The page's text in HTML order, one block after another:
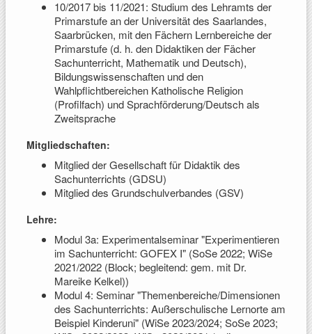
10/2017 bis 11/2021: Studium des Lehramts der
Primarstufe an der Universität des Saarlandes,
Saarbrücken, mit den Fächern Lernbereiche der
Primarstufe (d. h. den Didaktiken der Fächer
Sachunterricht, Mathematik und Deutsch),
Bildungswissenschaften und den
Wahlpflichtbereichen Katholische Religion
(Profilfach) und Sprachförderung/Deutsch als
Zweitsprache
Mitgliedschaften:
Mitglied der Gesellschaft für Didaktik des
Sachunterrichts (GDSU)
Mitglied des Grundschulverbandes (GSV)
Lehre:
Modul 3a: Experimentalseminar "Experimentieren
im Sachunterricht: GOFEX I" (SoSe 2022; WiSe
2021/2022 (Block; begleitend: gem. mit Dr.
Mareike Kelkel))
Modul 4: Seminar "Themenbereiche/Dimensionen
des Sachunterrichts: Außerschulische Lernorte am
Beispiel Kinderuni" (WiSe 2023/2024; SoSe 2023;